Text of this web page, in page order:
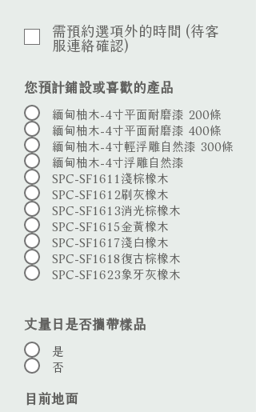
需預約選項外的時間 (待客
服連絡確認)
您預計鋪設或喜歡的產品
緬甸柚木-4寸平面耐磨漆 200條
緬甸柚木-4寸平面耐磨漆 400條
緬甸柚木-4寸輕浮雕自然漆 300條
緬甸柚木-4寸浮雕自然漆
SPC-SF1611淺棕橡木
SPC-SF1612刷灰橡木
SPC-SF1613消光棕橡木
SPC-SF1615金黃橡木
SPC-SF1617淺白橡木
SPC-SF1618復古棕橡木
SPC-SF1623象牙灰橡木
丈量日是否攜帶樣品
是
否
目前地面